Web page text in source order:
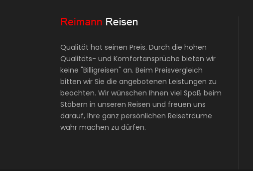
Qualität hat seinen Preis. Durch die hohen
Qualitäts- und Komfortansprüche bieten wir
keine "Billigreisen" an. Beim Preisvergleich
bitten wir Sie die angebotenen Leistungen zu
beachten. Wir wünschen Ihnen viel Spaß beim
Stöbern in unseren Reisen und freuen uns
darauf, Ihre ganz persönlichen Reiseträume
wahr machen zu dürfen.